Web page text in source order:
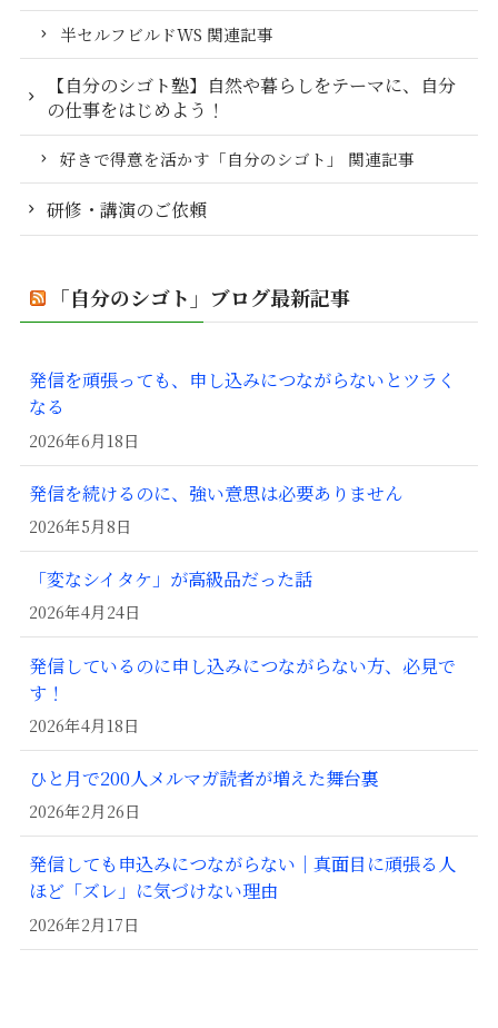
半セルフビルドWS 関連記事
【自分のシゴト塾】自然や暮らしをテーマに、自分
の仕事をはじめよう！
好きで得意を活かす「自分のシゴト」 関連記事
研修・講演のご依頼
「自分のシゴト」ブログ最新記事
発信を頑張っても、申し込みにつながらないとツラく
なる
2026年6月18日
発信を続けるのに、強い意思は必要ありません
2026年5月8日
「変なシイタケ」が高級品だった話
2026年4月24日
発信しているのに申し込みにつながらない方、必見で
す！
2026年4月18日
ひと月で200人メルマガ読者が増えた舞台裏
2026年2月26日
発信しても申込みにつながらない｜真面目に頑張る人
ほど「ズレ」に気づけない理由
2026年2月17日